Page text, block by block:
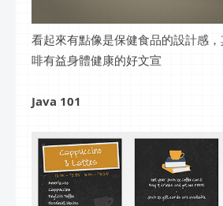
看起來有點像是保健食品的設計感
啡有益身體健康的好文宣
Java 101